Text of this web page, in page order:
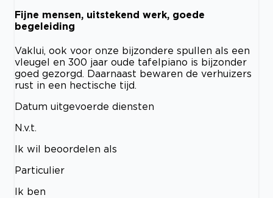
Fijne mensen, uitstekend werk, goede
begeleiding
Vaklui, ook voor onze bijzondere spullen als een
vleugel en 300 jaar oude tafelpiano is bijzonder
goed gezorgd. Daarnaast bewaren de verhuizers
rust in een hectische tijd.
Datum uitgevoerde diensten
N.v.t.
Ik wil beoordelen als
Particulier
Ik ben